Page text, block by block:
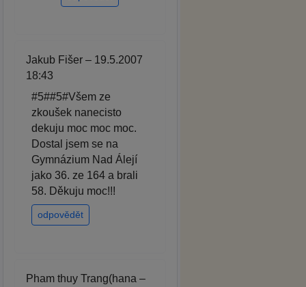
Jakub Fišer – 19.5.2007
18:43
#5##5#Všem ze
zkoušek nanecisto
dekuju moc moc moc.
Dostal jsem se na
Gymnázium Nad Álejí
jako 36. ze 164 a brali
58. Děkuju moc!!!
odpovědět
Pham thuy Trang(hana –